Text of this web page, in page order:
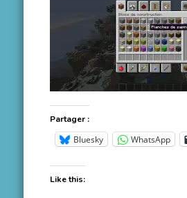
Partager :
Bluesky WhatsApp
Like this: